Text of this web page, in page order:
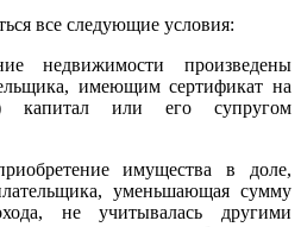
все следующие условия:
недвижимости произведены
имеющим сертификат на
капитал или его супругом
имущества в доле,
уменьшающая сумму
не учитывалась другими